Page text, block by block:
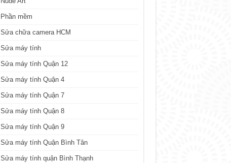
Phần mềm
Sửa chữa camera HCM
Sửa máy tính
Sửa máy tính Quận 12
Sửa máy tính Quận 4
Sửa máy tính Quận 7
Sửa máy tính Quận 8
Sửa máy tính Quận 9
Sửa máy tính Quận Bình Tân
Sửa máy tính quận Bình Thạnh